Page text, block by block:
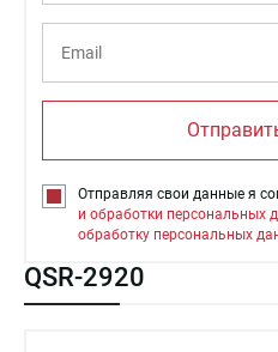
Отправляя свои данные я
и обработки персональных
обработку персональных
QSR-2920